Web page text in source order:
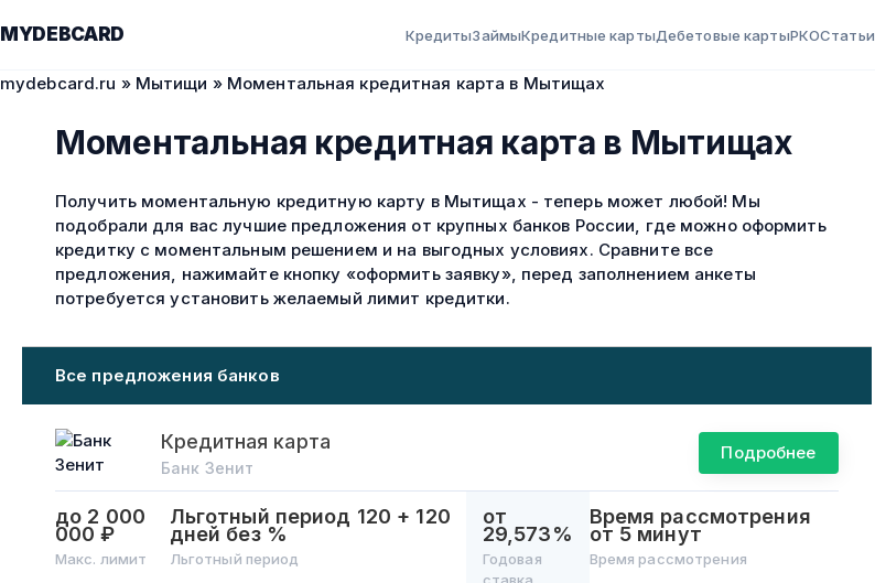
MYDEBCARD КредитыЗаймыКредитные картыДебетовые картыРКОСтатьи
mydebcard.ru » Мытищи » Моментальная кредитная карта в Мытищах
Моментальная кредитная карта в Мытищах
Получить моментальную кредитную карту в Мытищах - теперь может любой! Мы
подобрали для вас лучшие предложения от крупных банков России, где можно оформить
кредитку с моментальным решением и на выгодных условиях. Сравните все
предложения, нажимайте кнопку «оформить заявку», перед заполнением анкеты
потребуется установить желаемый лимит кредитки.
Все предложения банков
Кредитная карта
Банк Зенит
Подробнее
до 2 000
000 ₽
Макс. лимит
Льготный период 120 + 120
дней без %
Льготный период
от
29,573%
Годовая
Время рассмотрения
от 5 минут
Время рассмотрения